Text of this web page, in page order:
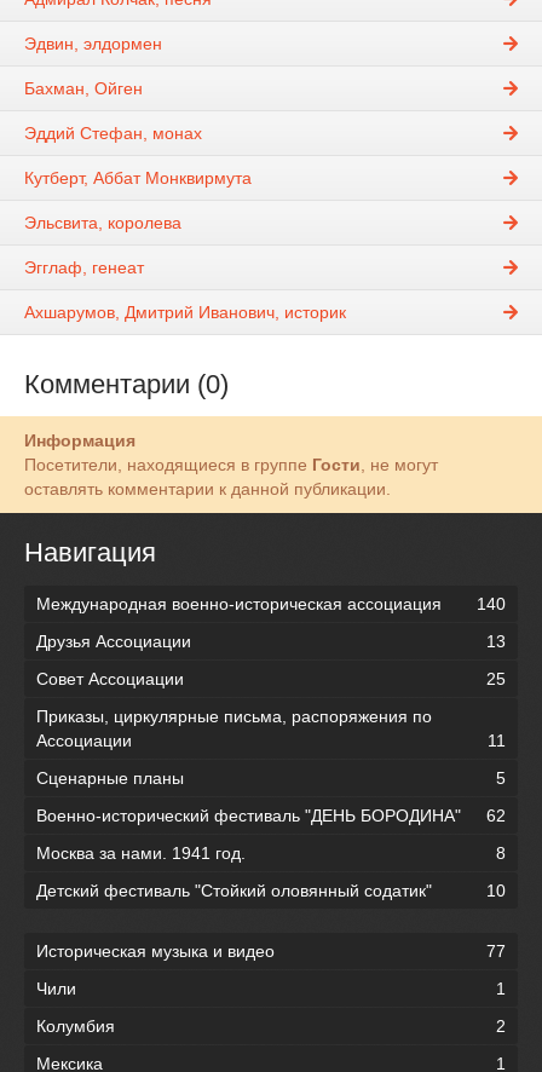
Эдвин, элдормен
Бахман, Ойген
Эддий Стефан, монах
Кутберт, Аббат Монквирмута
Эльсвита, королева
Эгглаф, генеат
Ахшарумов, Дмитрий Иванович, историк
Комментарии (0)
Информация
Посетители, находящиеся в группе Гости, не могут
оставлять комментарии к данной публикации.
Навигация
Международная военно-историческая ассоциация
140
Друзья Ассоциации
13
Совет Ассоциации
25
Приказы, циркулярные письма, распоряжения по
Ассоциации
11
Сценарные планы
5
Военно-исторический фестиваль "ДЕНЬ БОРОДИНА"
62
Москва за нами. 1941 год.
8
Детский фестиваль "Стойкий оловянный содатик"
10
Историческая музыка и видео
77
Чили
1
Колумбия
2
Мексика
1